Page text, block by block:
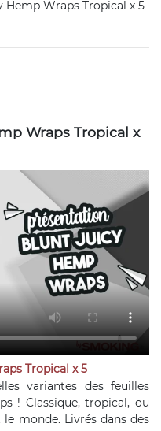
Hemp Wraps Tropical x 5
Wraps Tropical x
Tropical x 5
variantes des feuilles
! Classique, tropical, ou
monde. Livrés dans des